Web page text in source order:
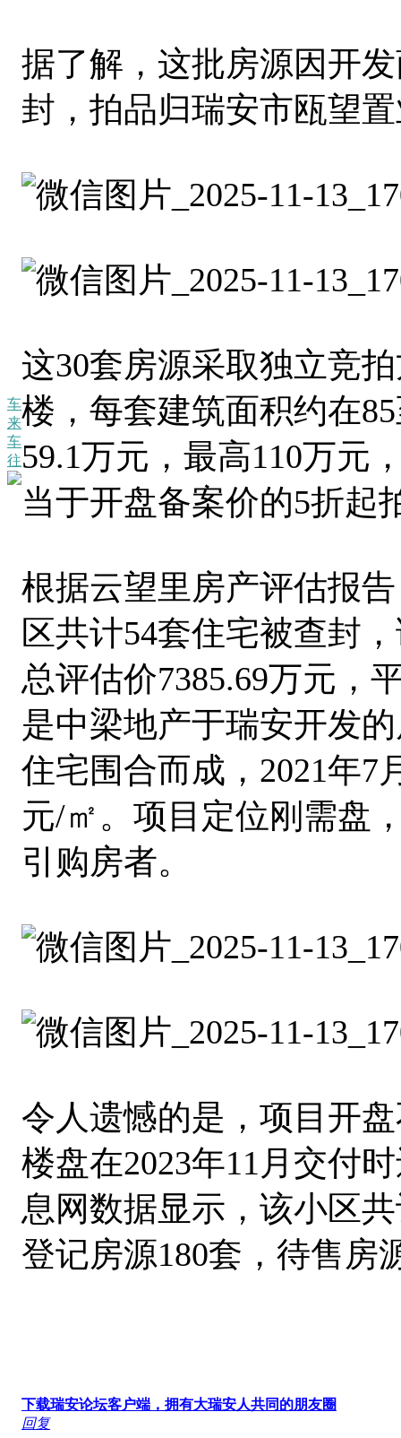
车
来
车
往
据了解，这批房源因开
封，拍品归瑞安市瓯望
这30套房源采取独立竞
楼，每套建筑面积约在
59.1万元，最高110万元
当于开盘备案价的5折起
根据云望里房产评估报
区共计54套住宅被查封
总评估价7385.69万元，
是中梁地产于瑞安开发
住宅围合而成，2021年7
元/㎡。项目定位刚需盘
引购房者。
令人遗憾的是，项目开
楼盘在2023年11月交付
息网数据显示，该小区
登记房源180套，待售房
下载瑞安论坛客户端，拥有大瑞安人共同的朋友圈
回复